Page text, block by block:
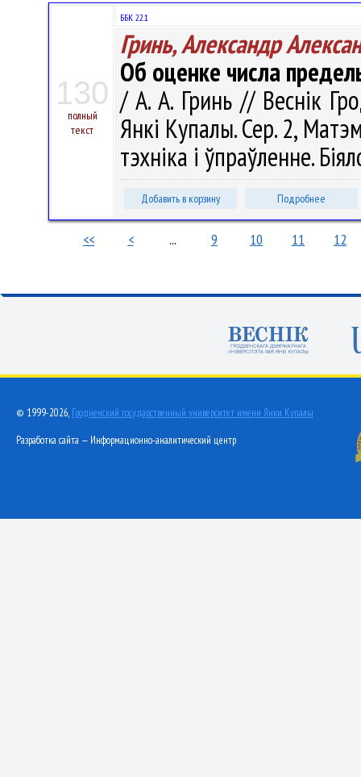
130
полный
текст
ББК 22.1
Гринь, Александр
Об оценке числа
/ А. А. Гринь // Веснік
Янкі Купалы. Сер. 2,
тэхніка і ўпраўленне.
Добавить в корзину Подробнее
<< < ... 9 10 11 12
© 1999-2026, Гродненский государственный университет имени Янки Купалы
Разработка сайта — Информационно-аналитический центр